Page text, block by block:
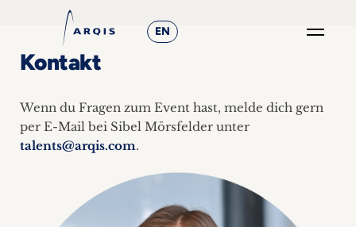
EN
Fokusgruppen
News
Kontakt
Wenn du Fragen zum Event hast, melde dich gern
per E-Mail bei Sibel Mörsfelder unter
talents@arqis.com.